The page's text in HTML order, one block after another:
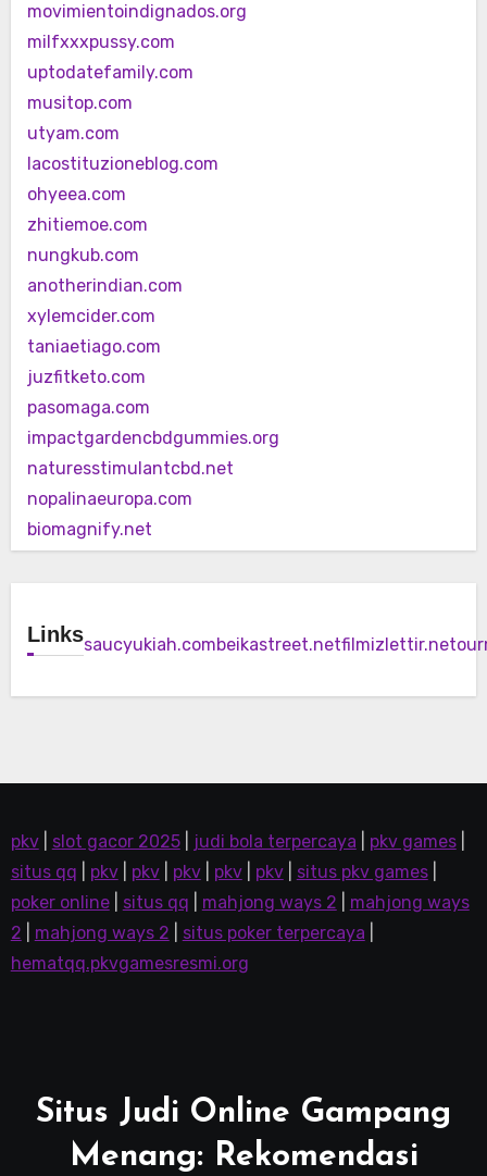
movimientoindignados.org
milfxxxpussy.com
uptodatefamily.com
musitop.com
utyam.com
lacostituzioneblog.com
ohyeea.com
zhitiemoe.com
nungkub.com
anotherindian.com
xylemcider.com
taniaetiago.com
juzfitketo.com
pasomaga.com
impactgardencbdgummies.org
naturesstimulantcbd.net
nopalinaeuropa.com
biomagnify.net
Linkssaucyukiah.combeikastreet.netfilmizlettir.net
pkv| slot gacor 2025| judi bola terpercaya pkv games|
situs qq
pkv| pkv| pkv| pkv| pkv| situs pkv games|
poker online| situs qq mahjong ways 2
mahjong ways
2
mahjong ways 2 situs poker terpercaya
hematqq.pkvgamesresmi.org
Situs Judi Online Gampang
Menang: Rekomendasi